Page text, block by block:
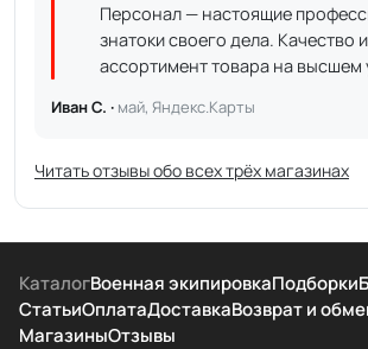
Персонал — настоящие
знатоки своего дела. Качество и
ассортимент товара на высшем
Иван С. · май, Яндекс.Карты
Читать отзывы обо всех трёх магазинах
КаталогВоенная экипировкаПодборки
СтатьиОплатаДоставкаВозврат и
МагазиныОтзывы